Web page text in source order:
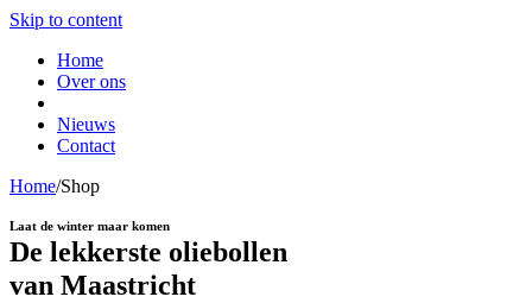
Skip to content
Home
Over ons
Nieuws
Contact
Home/Shop
Laat de winter maar komen
De lekkerste oliebollen
van Maastricht